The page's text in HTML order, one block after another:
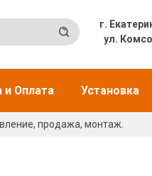
г.
ул.
и Оплата Установка
продажа, монтаж.